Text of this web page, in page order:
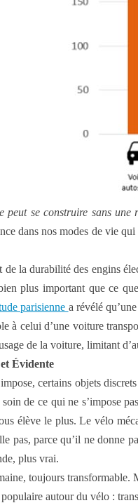
peut se construire sans
dans nos modes de vie
la durabilité des engins
plus important que ce
parisienne a révélé
à celui d’une voiture
de la voiture, limitant
Évidente
certains objets
de ce qui ne s’impose
élève le plus. Le vélo
pas, parce qu’il ne donne
plus vrai.
toujours transformable.
autour du vélo :